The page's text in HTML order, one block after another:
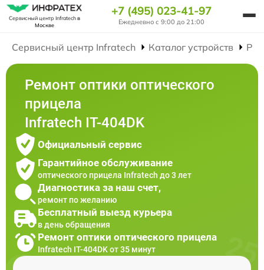
Сервисный центр Infratechв
Москве
+7 (495) 023-41-97
Ежедневно с 9:00 до 21:00
Сервисный центр Infratech Каталог устройств
Ремонт оптики оптического
прицела
Infratech IT-404DK
Официальный сервис
Гарантийное обслуживание
оптического прицела Infratech до 3 лет
Диагностика за наш счет,
ремонт по желанию
Бесплатный выезд курьера
в день обращения
Ремонт оптики оптического прицела
Infratech IT-404DK от 35 минут